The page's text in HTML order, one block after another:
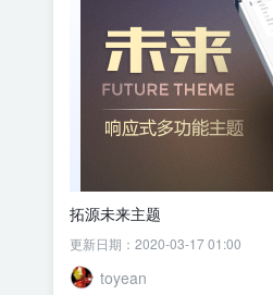
拓源未来主题
更新日期：2020-03-17 01:00
toyean